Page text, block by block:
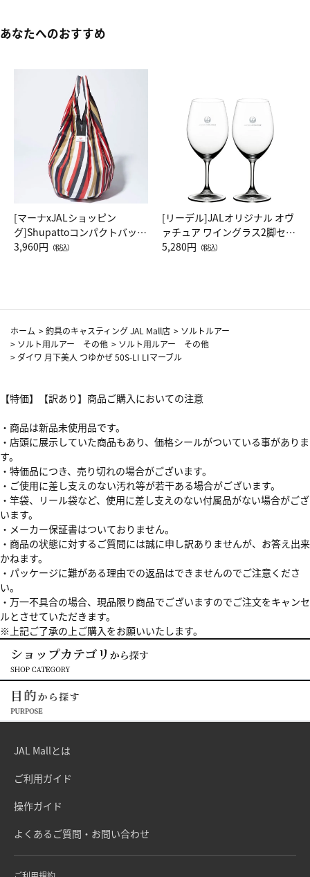
あなたへのおすすめ
[マーナxJALショッピン
グ]Shupattoコンパクトバッグ
Drop JAL客室乗務員（LC）ス
3,960円 （税込）
[リーデル]JALオリジナル オヴ
ァチュア ワイングラス2脚セッ
ト（レッドワイン）
5,280円 （税込）
ホーム >釣具のキャスティング JAL Mall店 > ソルトルアー
> ソルト用ルアー その他 > ソルト用ルアー その他
> ダイワ 月下美人 つゆかぜ 50S-LI LIマーブル
【特価】【訳あり】商品ご購入においての注意
・商品は新品未使用品です。
・店頭に展示していた商品もあり、価格シールがついている事がありま
す。
・特価品につき、売り切れの場合がございます。
・ご使用に差し支えのない汚れ等が若干ある場合がございます。
・竿袋、リール袋など、使用に差し支えのない付属品がない場合がござ
います。
・メーカー保証書はついておりません。
・商品の状態に対するご質問には誠に申し訳ありませんが、お答え出来
かねます。
・パッケージに難がある理由での返品はできませんのでご注意くださ
い。
・万一不具合の場合、現品限り商品でございますのでご注文をキャンセ
ルとさせていただきます。
※上記ご了承の上ご購入をお願いいたします。
JAL Mallとは
ご利用ガイド
操作ガイド
よくあるご質問・お問い合わせ